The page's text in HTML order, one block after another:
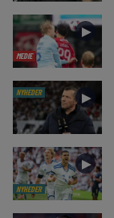
MEDIE
►
NYHEDER ►
NYHEDER
►